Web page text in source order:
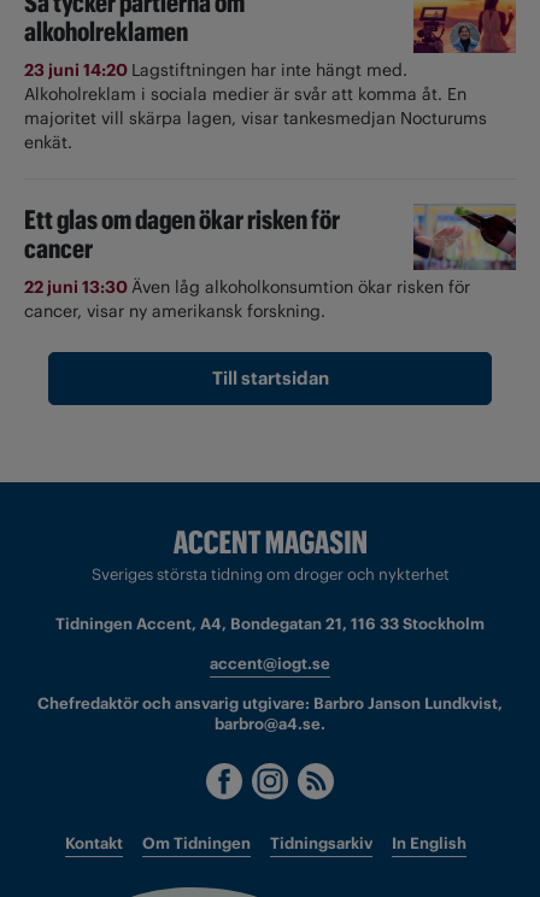
alkoholreklamen
23 juni 14:20 Lagstiftningen har inte hängt med.
Alkoholreklam i sociala medier är svår att komma åt. En
majoritet vill skärpa lagen, visar tankesmedjan Nocturums
enkät.
Ett glas om dagen ökar risken för
cancer
22 juni 13:30Även låg alkoholkonsumtion ökar risken för
cancer, visar ny amerikansk forskning.
Till startsidan
Sveriges största tidning om droger och nykterhet
Tidningen Accent, A4, Bondegatan 21, 116 33 Stockholm
accent@iogt.se
Chefredaktör och ansvarig utgivare: Barbro Janson Lundkvist,
barbro@a4.se.
Kontakt Om Tidningen Tidningsarkiv In English